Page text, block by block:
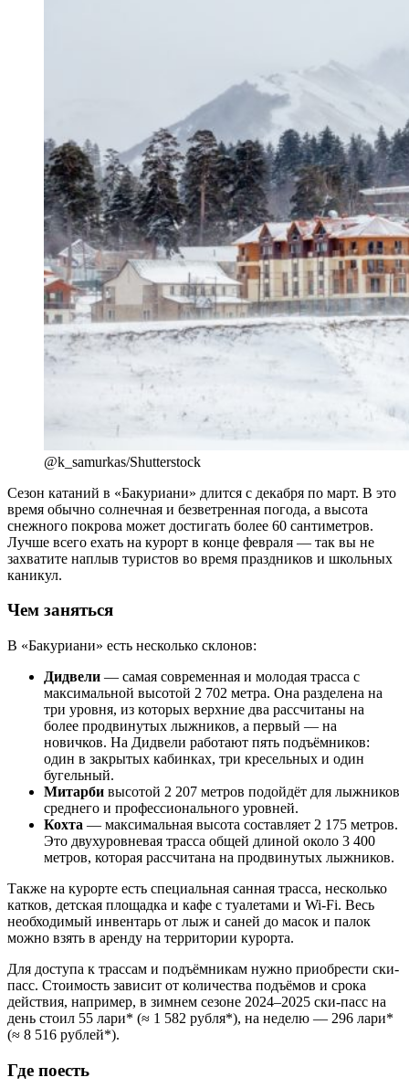
@k_samurkas/Shutterstock
Сезон катаний в «Бакуриани» длится с декабря по март. В это
время обычно солнечная и безветренная погода, а высота
снежного покрова может достигать более 60 сантиметров.
Лучше всего ехать на курорт в конце февраля — так вы не
захватите наплыв туристов во время праздников и школьных
каникул.
Чем заняться
В «Бакуриани» есть несколько склонов:
Дидвели — самая современная и молодая трасса с
максимальной высотой 2 702 метра. Она разделена на
три уровня, из которых верхние два рассчитаны на
более продвинутых лыжников, а первый — на
новичков. На Дидвели работают пять подъёмников:
один в закрытых кабинках, три кресельных и один
бугельный.
Митарби высотой 2 207 метров подойдёт для лыжников
среднего и профессионального уровней.
Кохта — максимальная высота составляет 2 175 метров.
Это двухуровневая трасса общей длиной около 3 400
метров, которая рассчитана на продвинутых лыжников.
Также на курорте есть специальная санная трасса, несколько
катков, детская площадка и кафе с туалетами и Wi-Fi. Весь
необходимый инвентарь от лыж и саней до масок и палок
можно взять в аренду на территории курорта.
Для доступа к трассам и подъёмникам нужно приобрести ски-
пасс. Стоимость зависит от количества подъёмов и срока
действия, например, в зимнем сезоне 2024–2025 ски-пасс на
день стоил 55 лари* (≈ 1 582 рубля*), на неделю — 296 лари*
(≈ 8 516 рублей*).
Где поесть